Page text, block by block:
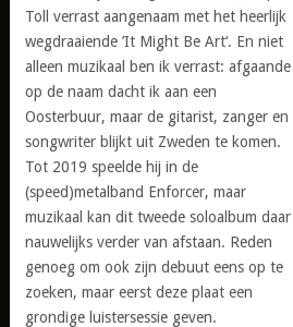
Toll verrast aangenaam met het heerlijk
wegdraaiende ’It Might Be Art‘. En niet
alleen muzikaal ben ik verrast: afgaande
op de naam dacht ik aan een
Oosterbuur, maar de gitarist, zanger en
songwriter blijkt uit Zweden te komen.
Tot 2019 speelde hij in de
(speed)metalband Enforcer, maar
muzikaal kan dit tweede soloalbum daar
nauwelijks verder van afstaan. Reden
genoeg om ook zijn debuut eens op te
zoeken, maar eerst deze plaat een
grondige luistersessie geven.